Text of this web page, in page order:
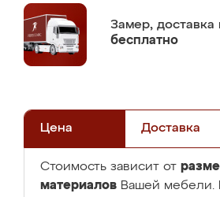
Замер,
бесплатно
Цена Доставка
Стоимость зависит от
материалов Вашей мебели.